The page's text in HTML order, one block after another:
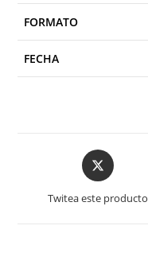
FORMATO
FECHA
Opens
in
new
Twitea este producto